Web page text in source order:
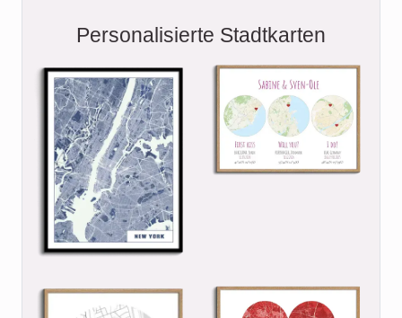
Personalisierte Stadtkarten